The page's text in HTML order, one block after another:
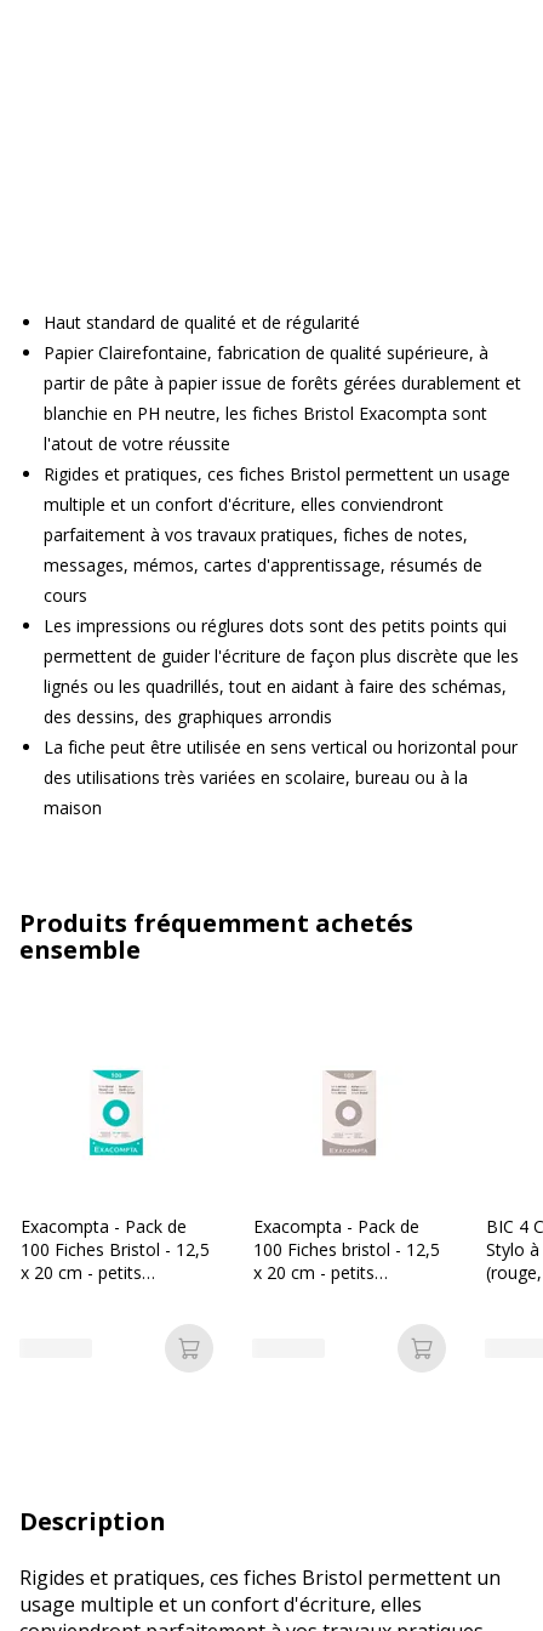
Haut standard de qualité et de régularité
Papier Clairefontaine, fabrication de qualité supérieure, à
partir de pâte à papier issue de forêts gérées durablement et
blanchie en PH neutre, les fiches Bristol Exacompta sont
l'atout de votre réussite
Rigides et pratiques, ces fiches Bristol permettent un usage
multiple et un confort d'écriture, elles conviendront
parfaitement à vos travaux pratiques, fiches de notes,
messages, mémos, cartes d'apprentissage, résumés de
cours
Les impressions ou réglures dots sont des petits points qui
permettent de guider l'écriture de façon plus discrète que les
lignés ou les quadrillés, tout en aidant à faire des schémas,
des dessins, des graphiques arrondis
La fiche peut être utilisée en sens vertical ou horizontal pour
des utilisations très variées en scolaire, bureau ou à la
maison
Produits fréquemment achetés
ensemble
Exacompta - Pack de
100 Fiches Bristol - 12,5
x 20 cm - petits
Ajouter au panier
Exacompta - Pack de
100 Fiches bristol - 12,5
x 20 cm - petits
Ajouter au
BIC 4
Stylo
Description
Rigides et pratiques, ces fiches Bristol permettent un
usage multiple et un confort d'écriture, elles